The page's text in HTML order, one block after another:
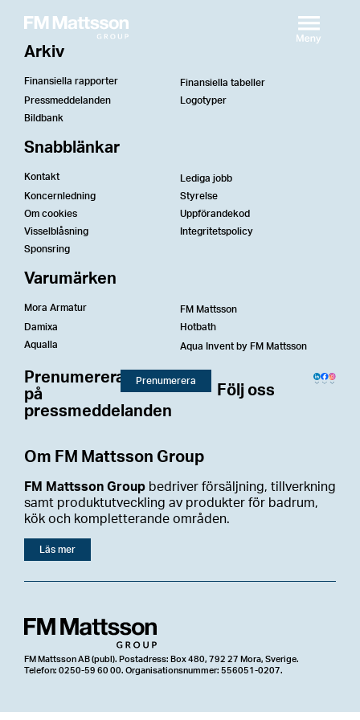
Om FM Mattsson Group
FM Mattsson Group bedriver försäljning, tillverkning
samt produktutveckling av produkter för badrum,
kök och kompletterande områden.
Läs mer
Arkiv
Finansiella rapporter
Finansiella tabeller
Pressmeddelanden
Logotyper
Bildbank
Snabblänkar
Kontakt
Lediga jobb
Koncernledning
Styrelse
Om cookies
Uppförandekod
Visselblåsning
Integritetspolicy
Sponsring
Varumärken
Mora Armatur
FM Mattsson
Damixa
Hotbath
Aqualla
Aqua Invent by FM Mattsson
Prenumerera
på
pressmeddelanden
Prenumerera
Följ oss
FM Mattsson AB (publ). Postadress: Box 480, 792 27 Mora, Sverige.
Telefon: 0250-59 60 00. Organisationsnummer: 556051-0207.